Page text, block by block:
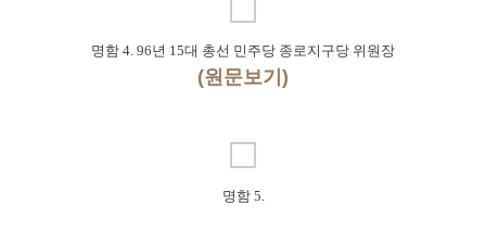
명함 4. 96년 15대 총선 민주당 종로지구당 위원장
(원문보기)
명함 5.